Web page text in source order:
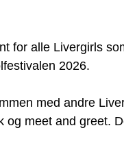
for alle Livergirls
2026.
med andre
meet and greet.